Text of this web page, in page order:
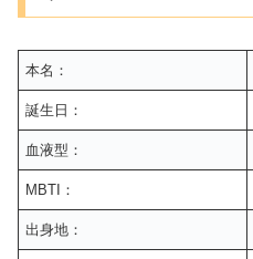
本名：
誕生日：
血液型：
MBTI：
出身地：